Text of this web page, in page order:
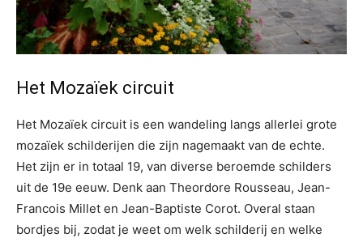
Het Mozaïek circuit
Het Mozaïek circuit is een wandeling langs allerlei grote
mozaïek schilderijen die zijn nagemaakt van de echte.
Het zijn er in totaal 19, van diverse beroemde schilders
uit de 19e eeuw. Denk aan Theordore Rousseau, Jean-
Francois Millet en Jean-Baptiste Corot. Overal staan
bordjes bij, zodat je weet om welk schilderij en welke